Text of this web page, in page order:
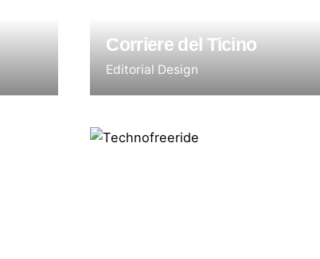
Corriere del Ticino
Editorial Design